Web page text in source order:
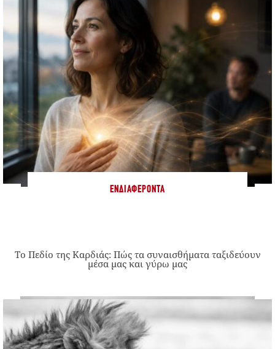
ΕΝΔΙΑΦΈΡΟΝΤΑ
Το Πεδίο της Καρδιάς: Πώς τα συναισθήματα ταξιδεύουν
μέσα μας και γύρω μας